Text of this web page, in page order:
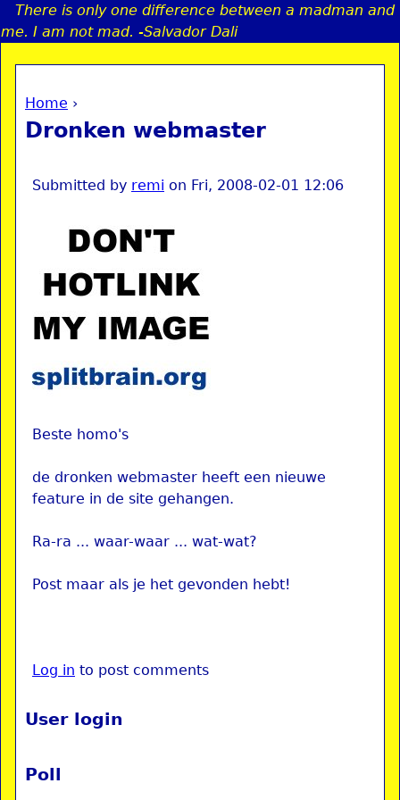
Jump to navigation
There is only one difference between a madman and
me. I am not mad. -Salvador Dali
You are here
Home ›
Dronken webmaster
Submitted by remi on Fri, 2008-02-01 12:06
Beste homo's
de dronken webmaster heeft een nieuwe
feature in de site gehangen.
Ra-ra ... waar-waar ... wat-wat?
Post maar als je het gevonden hebt!
Log in to post comments
User login
Poll